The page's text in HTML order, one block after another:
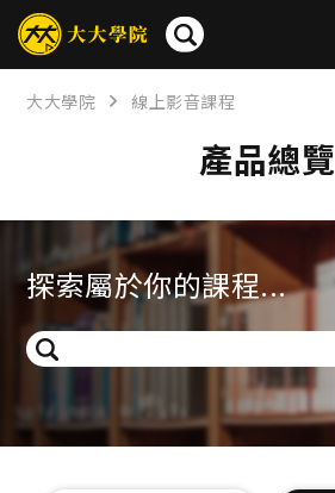
大大學院 線上影音課程
產品總覽
探索屬於你的課程...